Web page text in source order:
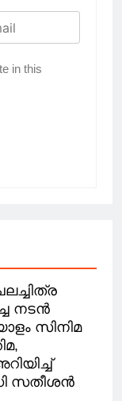
in this
നടൻ
സിനിമ
സതീശൻ